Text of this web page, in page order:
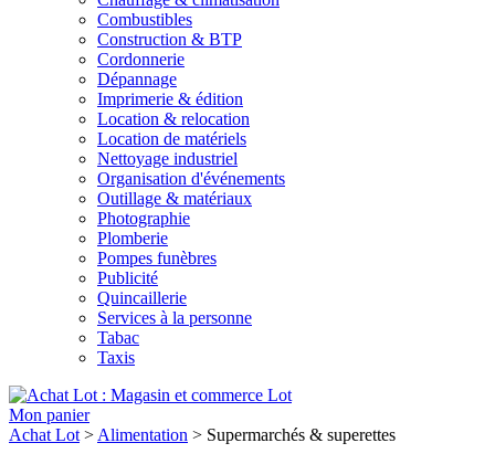
Combustibles
Construction & BTP
Cordonnerie
Dépannage
Imprimerie & édition
Location & relocation
Location de matériels
Nettoyage industriel
Organisation d'événements
Outillage & matériaux
Photographie
Plomberie
Pompes funèbres
Publicité
Quincaillerie
Services à la personne
Tabac
Taxis
Lot
Mon panier
Achat Lot>Alimentation > Supermarchés & superettes